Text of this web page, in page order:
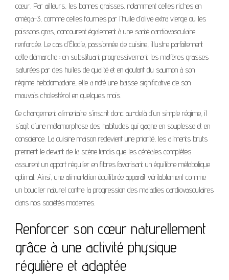
cœur. Par ailleurs, les bonnes graisses, notamment celles riches en
oméga-3, comme celles fournies par l’huile d’olive extra vierge ou les
poissons gras, concourent également à une santé cardiovasculaire
renforcée. Le cas d’Élodie, passionnée de cuisine, illustre parfaitement
cette démarche : en substituant progressivement les matières grasses
saturées par des huiles de qualité et en ajoutant du saumon à son
régime hebdomadaire, elle a noté une baisse significative de son
mauvais cholestérol en quelques mois.
Ce changement alimentaire s’inscrit donc au-delà d’un simple régime, il
s’agit d’une métamorphose des habitudes qui gagne en souplesse et en
conscience. La cuisine maison redevient une priorité, les aliments bruts
prennent le devant de la scène tandis que les céréales complètes
assurent un apport régulier en fibres favorisant un équilibre métabolique
optimal. Ainsi, une alimentation équilibrée apparaît véritablement comme
un bouclier naturel contre la progression des maladies cardiovasculaires
dans nos sociétés modernes.
Renforcer son cœur naturellement
grâce à une activité physique
régulière et adaptée